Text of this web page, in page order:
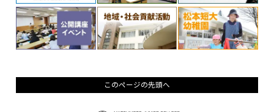
このページの先頭へ